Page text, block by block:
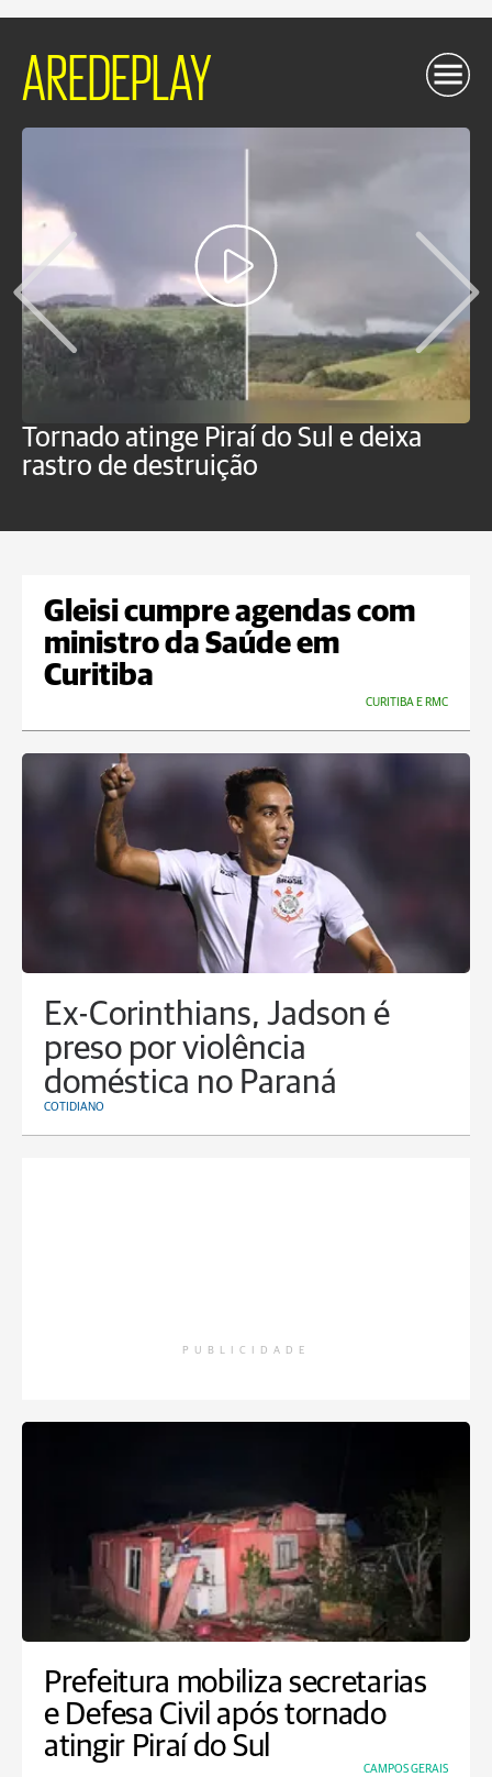
AREDEPLAY
Tornado atinge Piraí do Sul e deixa
rastro de destruição
Gleisi cumpre agendas com
ministro da Saúde em
Curitiba
CURITIBA E RMC
Ex-Corinthians, Jadson é
preso por violência
doméstica no Paraná
COTIDIANO
PUBLICIDADE
Prefeitura mobiliza secretarias
e Defesa Civil após tornado
atingir Piraí do Sul
CAMPOS GERAIS